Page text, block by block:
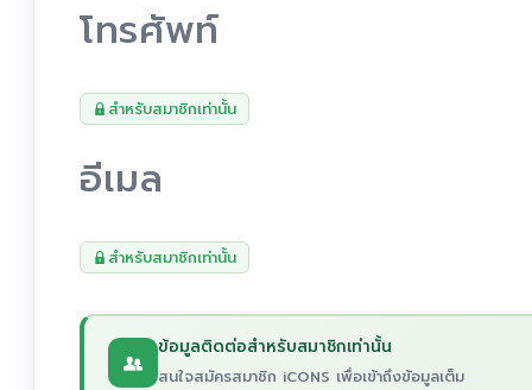
โทรศัพท์
สำหรับสมาชิกเท่านั้น
อีเมล
สำหรับสมาชิกเท่านั้น
ข้อมูลติดต่อสำหรับสมาชิกเท่านั้น
สนใจสมัครสมาชิก iCONS เพื่อเข้าถึงข้อมูลเต็ม